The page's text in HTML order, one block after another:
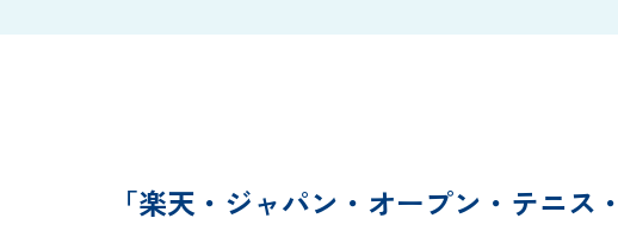
「楽天・ジャパン・オープン・テニ